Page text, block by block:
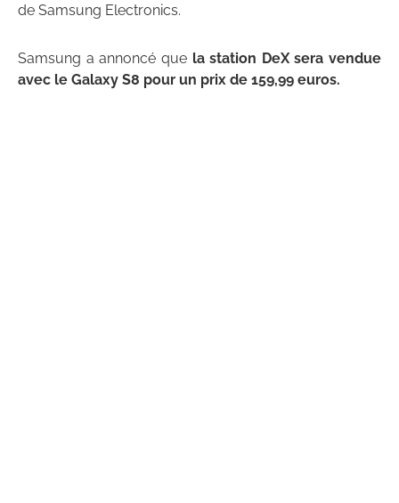
de Samsung Electronics.
Samsung a annoncé que la station DeX sera vendue
avec le Galaxy S8 pour un prix de 159,99 euros.